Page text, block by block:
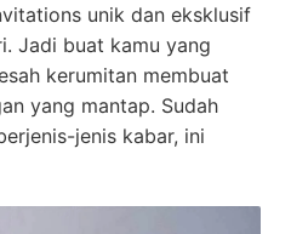
unik dan eksklusif
Jadi buat kamu yang
kerumitan membuat
yang mantap. Sudah
jenis kabar, ini